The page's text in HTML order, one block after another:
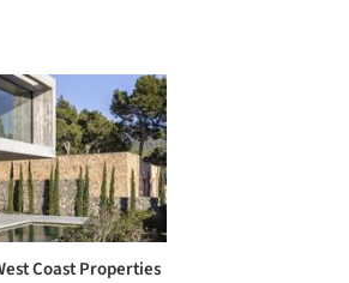
Coast Properties